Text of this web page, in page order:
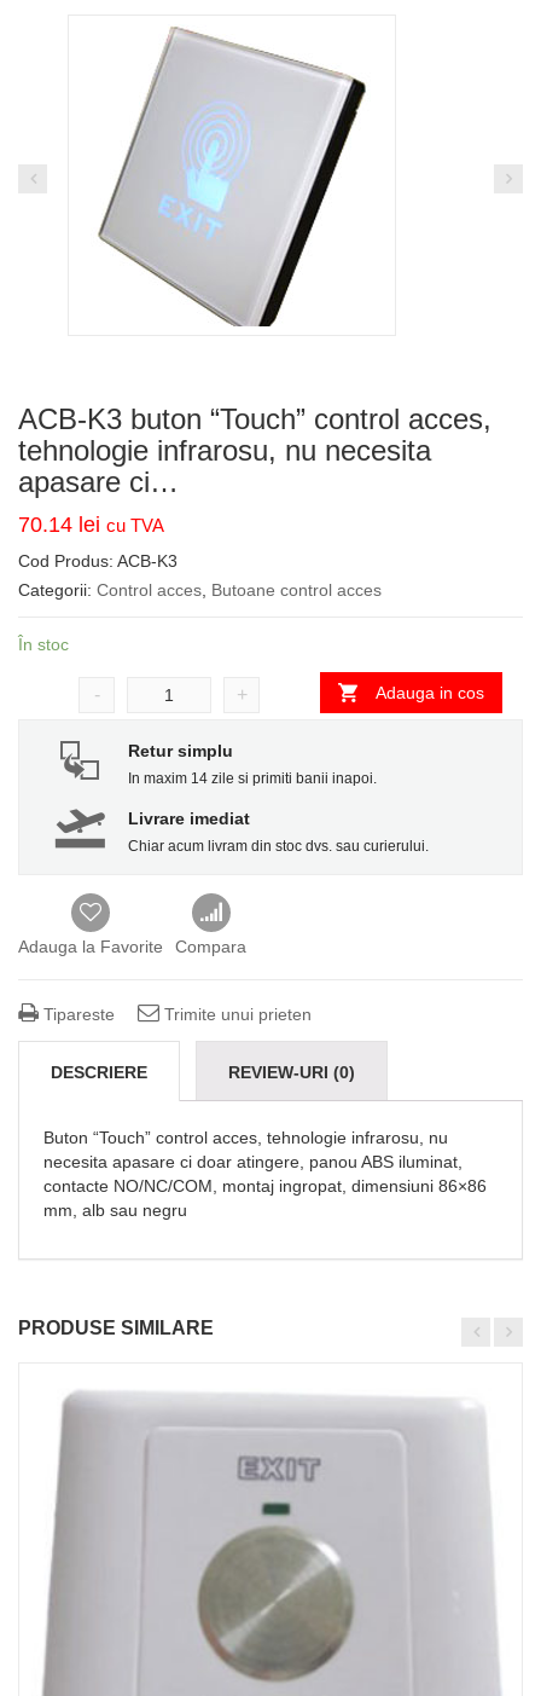
ACB-K3 buton “Touch” control acces,
tehnologie infrarosu, nu necesita
apasare ci…
70.14 lei cu TVA
Cod Produs: ACB-K3
Categorii: Control acces Butoane control acces
În stoc
- + Adauga in cos
Retur simplu
In maxim 14 zile si primiti banii inapoi.
Livrare imediat
Chiar acum livram din stoc dvs. sau curierului.
Adauga la Favorite Compara
Tipareste Trimite unui prieten
DESCRIERE REVIEW-URI (0)
Buton “Touch” control acces, tehnologie infrarosu, nu
necesita apasare ci doar atingere, panou ABS iluminat,
contacte NO/NC/COM, montaj ingropat, dimensiuni 86×86
mm, alb sau negru
PRODUSE SIMILARE